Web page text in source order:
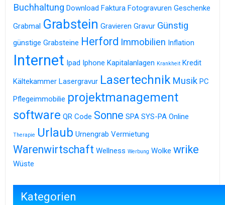
Buchhaltung Download Faktura Fotogravuren Geschenke
Grabmal Grabstein Gravieren Gravur Günstig
günstige Grabsteine Herford Immobilien Inflation
Internet Ipad Iphone Kapitalanlagen Krankheit Kredit
Kältekammer Lasergravur Lasertechnik Musik PC
Pflegeimmobilie projektmanagement
software QR Code Sonne SPA SYS-PA Online
Therapie Urlaub Urnengrab Vermietung
Warenwirtschaft Wellness Werbung Wolke wrike
Wüste
Kategorien